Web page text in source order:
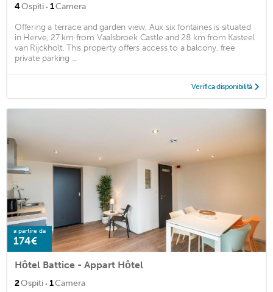
4Ospiti · 1Camera
Offering a terrace and garden view, Aux six fontaines is situated
in Herve, 27 km from Vaalsbroek Castle and 28 km from Kasteel
van Rijckholt. This property offers access to a balcony, free
private parking ...
Verifica disponibilità
a partire da
174€
Hôtel Battice - Appart Hôtel
2Ospiti · 1Camera